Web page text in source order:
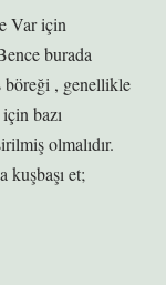
Var için
burada
böreği , genellikle
bazı
olmalıdır.
kuşbaşı et;